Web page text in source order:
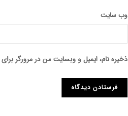
وب‌ سایت
ذخیره نام، ایمیل و وبسایت من در مرورگر